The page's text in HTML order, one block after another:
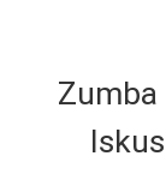
Zumba